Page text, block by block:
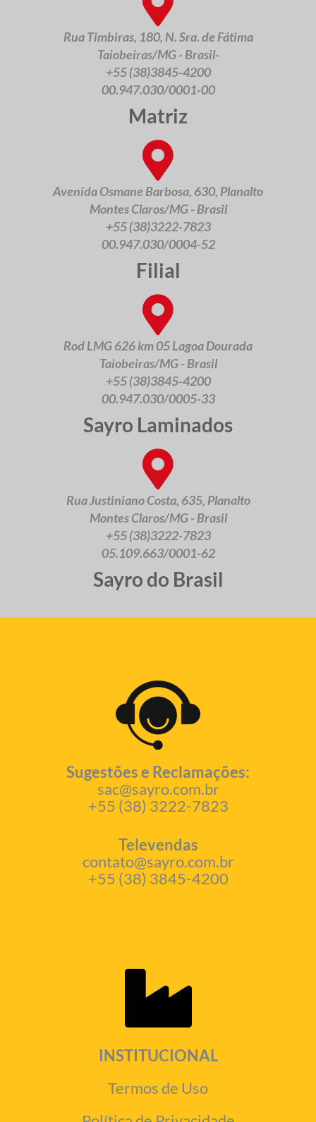
Rua Timbiras, 180, N. Sra. de Fátima
Taiobeiras/MG - Brasil-
+55 (38)3845-4200
00.947.030/0001-00
Matriz
Avenida Osmane Barbosa, 630, Planalto
Montes Claros/MG - Brasil
+55 (38)3222-7823
00.947.030/0004-52
Filial
Rod LMG 626 km 05 Lagoa Dourada
Taiobeiras/MG - Brasil
+55 (38)3845-4200
00.947.030/0005-33
Sayro Laminados
Rua Justiniano Costa, 635, Planalto
Montes Claros/MG - Brasil
+55 (38)3222-7823
05.109.663/0001-62
Sayro do Brasil
Sugestões e Reclamações:
sac@sayro.com.br
+55 (38) 3222-7823
Televendas
contato@sayro.com.br
+55 (38) 3845-4200
INSTITUCIONAL
Termos de Uso